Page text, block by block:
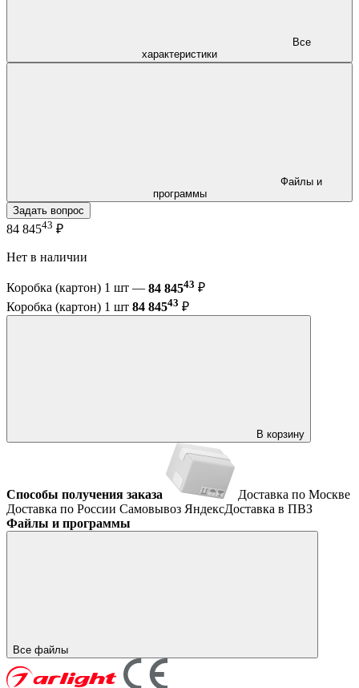
характеристики
программы
Задать вопрос
84 84543 ₽
Нет в наличии
Коробка (картон) 1 шт — 84 84543 ₽
Коробка (картон) 1 шт 84 84543 ₽
В корзину
Способы получения заказа
Доставка по Москве
Доставка по России Самовывоз ЯндексДоставка в ПВЗ
Файлы и программы
Все файлы